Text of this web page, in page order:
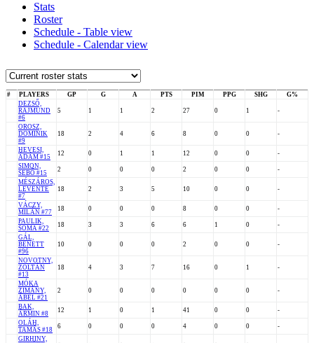
Stats
Roster
Schedule - Table view
Schedule - Calendar view
# PLAYERS GP G A PTS PIM PPG SHG
G%
DEZSŐ,
RAJMUND
#6
5 1 1 2 27 0 1 -
OROSZ,
DOMINIK
#9
18 2 4 6 8 0 0 -
HEVESI,
ÁDÁM #15
12 0 1 1 12 0 0
-
SIMON,
SEBŐ #15
2 0 0 0 2 0 0
-
MÉSZÁROS,
LEVENTE
#7
18 2 3 5 10 0 0 -
VÁCZY,
MILÁN #77
18 0 0 0 8 0 0
-
PAULIK,
SOMA #22
18 3 3 6 6 1 0
-
GÁL,
BENETT
#96
10 0 0 0 2 0 0 -
NOVOTNY,
ZOLTÁN
#13
18 4 3 7 16 0 1 -
MÓKA
ZIMÁNY,
ÁBEL #21
2 0 0 0 0 0 0 -
BAK,
ÁRMIN #8
12 1 0 1 41 0 0
-
OLÁH,
TAMÁS #18
6 0 0 0 4 0 0
-
GIRHINY,